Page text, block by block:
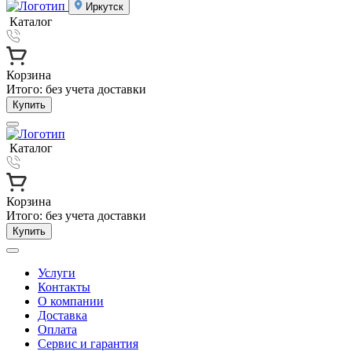
Иркутск
Каталог
Корзина
Итого: без учета доставки
Купить
Каталог
Корзина
Итого: без учета доставки
Купить
Услуги
Контакты
О компании
Доставка
Оплата
Сервис и гарантия